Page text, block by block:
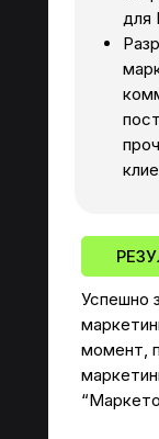
для
Успешно
момент,